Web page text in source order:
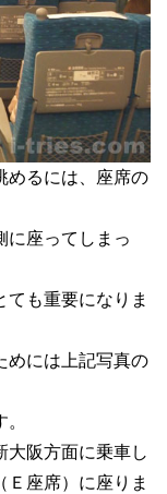
めるには、座席の
に座ってしまっ
ても重要になりま
めには上記写真の
大阪方面に乗車し
座席）に座りま